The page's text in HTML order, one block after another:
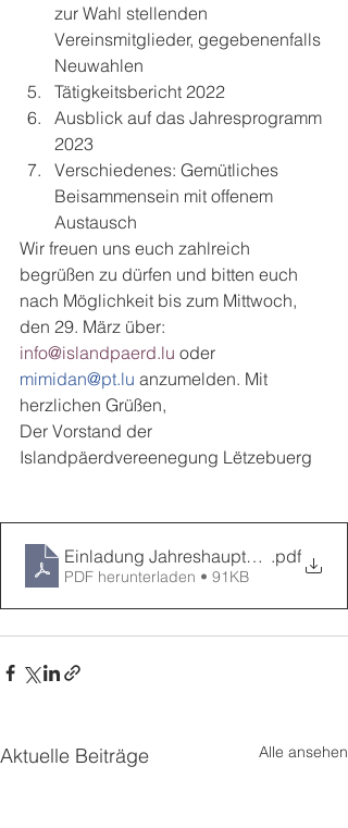
zur Wahl stellenden
Vereinsmitglieder, gegebenenfalls
Neuwahlen
Tätigkeitsbericht 2022
Ausblick auf das Jahresprogramm
2023
Verschiedenes: Gemütliches
Beisammensein mit offenem
Austausch
Wir freuen uns euch zahlreich
begrüßen zu dürfen und bitten euch
nach Möglichkeit bis zum Mittwoch,
den 29. März über:
info@islandpaerd.lu oder
mimidan@pt.lu anzumelden. Mit
herzlichen Grüßen,
Der Vorstand der
Islandpäerdvereenegung Lëtzebuerg
Einladung Jahreshauptversammlung
.pdf
PDF herunterladen • 91KB
Aktuelle Beiträge Alle ansehen